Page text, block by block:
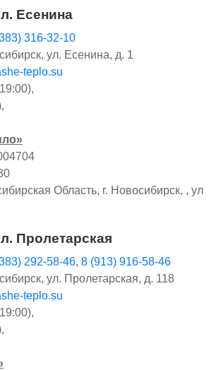
Есенина
316-32-10
ул. Есенина, д. 1
teplo.su
Область, г. Новосибирск, , ул
Пролетарская
292-58-46, 8 (913) 916-58-46
ул. Пролетарская, д. 118
teplo.su